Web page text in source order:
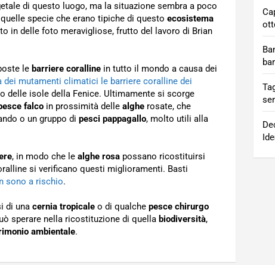
di questo luogo, ma la situazione sembra a poco
specie che erano tipiche di questo ecosistema
in delle foto meravigliose, frutto del lavoro di Brian
le barriere coralline in tutto il mondo a causa dei
dei mutamenti climatici le barriere coralline dei
delle isole della Fenice. Ultimamente si scorge
falco in prossimità delle alghe rosate, che
o un gruppo di pesci pappagallo, molto utili alla
, in modo che le alghe rosa possano ricostituirsi
si verificano questi miglioramenti. Basti
sono a rischio.
di una cernia tropicale o di qualche pesce chirurgo
sperare nella ricostituzione di quella biodiversità,
ambientale.